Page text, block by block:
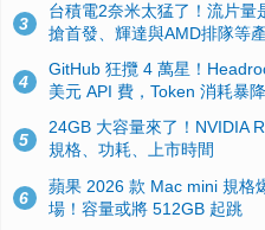
3
台積電2奈米太猛了！流片
搶首發、輝達與AMD排隊等
4
GitHub 狂攬 4 萬星！
美元 API 費，Token 消耗暴
5
24GB 大容量來了！NVIDIA
規格、功耗、上市時間
6
蘋果 2026 款 Mac mini 規格
場！容量或將 512GB 起跳